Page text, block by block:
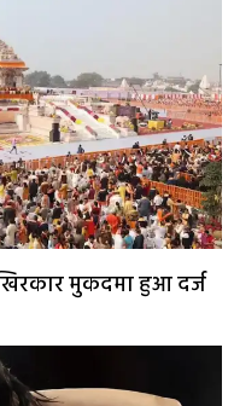
मुकदमा हुआ दर्ज